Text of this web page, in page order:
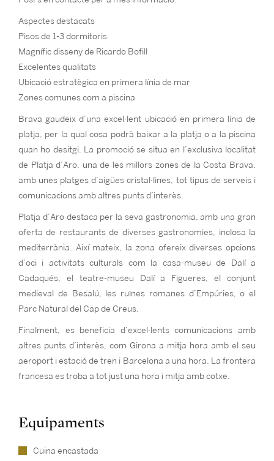
Aspectes destacats
Pisos de 1-3 dormitoris
Magnífic disseny de Ricardo Bofill
Excelentes qualitats
Ubicació estratègica en primera línia de mar
Zones comunes com a piscina
Brava gaudeix d’una excel·lent ubicació en primera línia de
platja, per la qual cosa podrà baixar a la platja o a la piscina
quan ho desitgi. La promoció se situa en l’exclusiva localitat
de Platja d’Aro, una de les millors zones de la Costa Brava,
amb unes platges d’aigües cristal·lines, tot tipus de serveis i
comunicacions amb altres punts d’interès.
Platja d’Aro destaca per la seva gastronomia, amb una gran
oferta de restaurants de diverses gastronomies, inclosa la
mediterrània. Així mateix, la zona ofereix diverses opcions
d’oci i activitats culturals com la casa-museu de Dalí a
Cadaqués, el teatre-museu Dalí a Figueres, el conjunt
medieval de Besalú, les ruïnes romanes d’Empúries, o el
Parc Natural del Cap de Creus.
Finalment, es beneficia d’excel·lents comunicacions amb
altres punts d’interès, com Girona a mitja hora amb el seu
aeroport i estació de tren i Barcelona a una hora. La frontera
francesa es troba a tot just una hora i mitja amb cotxe.
Equipaments
Cuina encastada